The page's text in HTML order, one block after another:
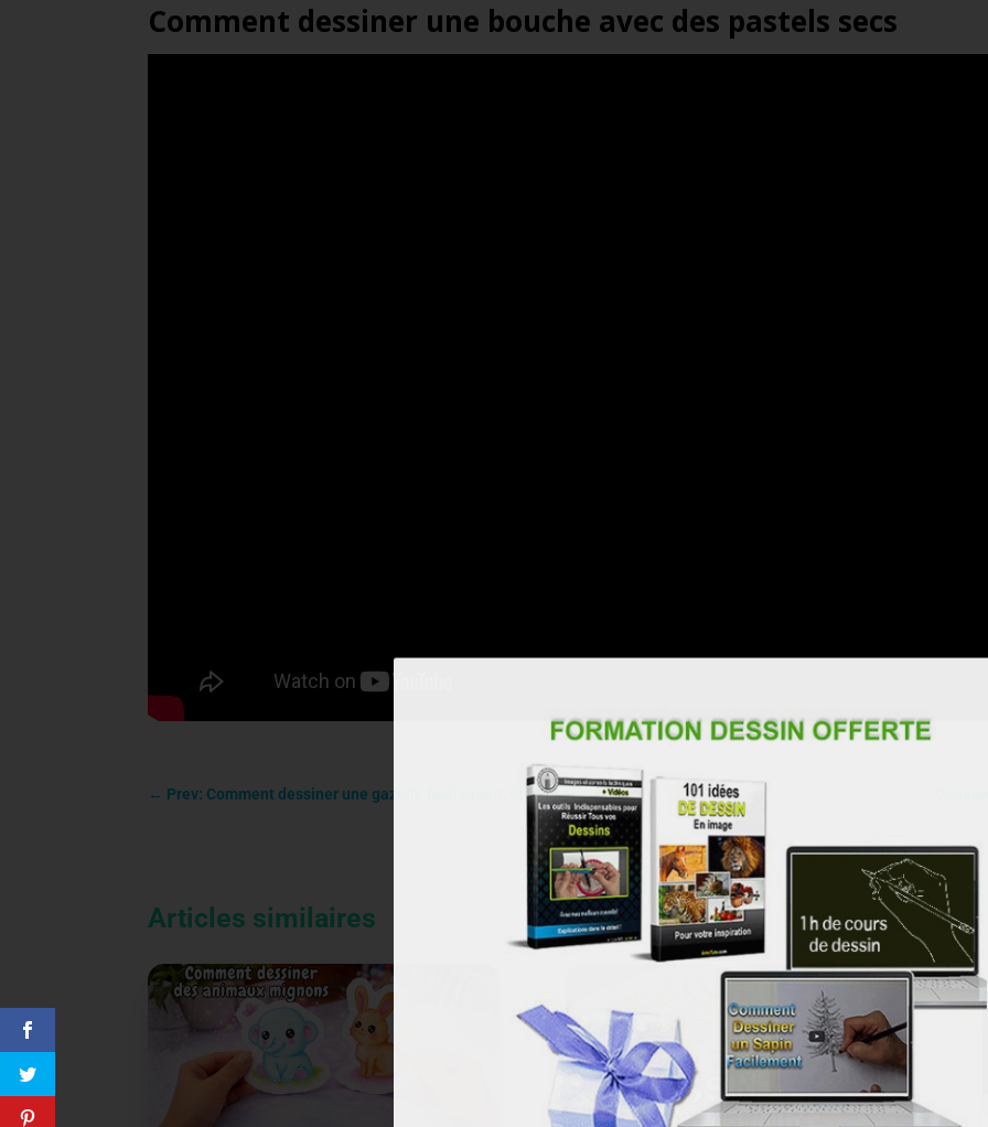
Comment dessiner une bouche avec des pastels secs
← Prev: Comment dessiner une gazelle facilement, étape par étape
Articles similaires